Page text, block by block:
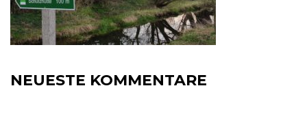
NEUESTE KOMMENTARE